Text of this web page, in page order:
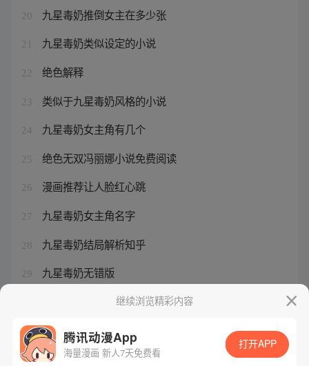
20 九星毒奶推倒女主在多少张
21 九星毒奶类似设定的小说
22 绝色解释
23 类似于九星毒奶风格的小说
24 九星毒奶女主角有几个
25 绝色无双冯丽娜小说免费阅读
26 漫画推荐让人脸红心跳
27 九星毒奶女主角名字
28 九星毒奶结局解析知乎
29 九星毒奶无错版
绝色无双小说女主冯丽娜的小说
继续浏览精彩内容
腾讯动漫App
海量漫画 新人7天免费看
打开APP